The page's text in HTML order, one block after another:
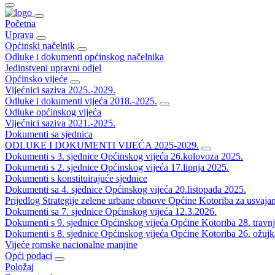
Početna
Uprava
Općinski načelnik
Odluke i dokumenti općinskog načelnika
Jedinstveni upravni odjel
Općinsko vijeće
Vijećnici saziva 2025.-2029.
Odluke i dokumenti vijeća 2018.-2025.
Odluke općinskog vijeća
Vijećnici saziva 2021.-2025.
Dokumenti sa sjednica
ODLUKE I DOKUMENTI VIJEĆA 2025-2029.
Dokumenti s 3. sjednice Općinskog vijeća 26.kolovoza 2025.
Dokumenti s 2. sjednice Općinskog vijeća 17.lipnja 2025.
Dokumenti s konstituirajuće sjednice
Dokumenti sa 4. sjednice Općinskog vijeća 20.listopada 2025.
Prijedlog Strategije zelene urbane obnove Općine Kotoriba za
Dokumenti sa 7. sjednice Općinskog vijeća 12.3.2026.
Dokumenti s 9. sjednice Općinskog vijeća Općine Kotoriba 28.
Dokumenti s 8. sjednice Općinskog vijeća Općine Kotoriba 26.
Vijeće romske nacionalne manjine
Opći podaci
Položaj